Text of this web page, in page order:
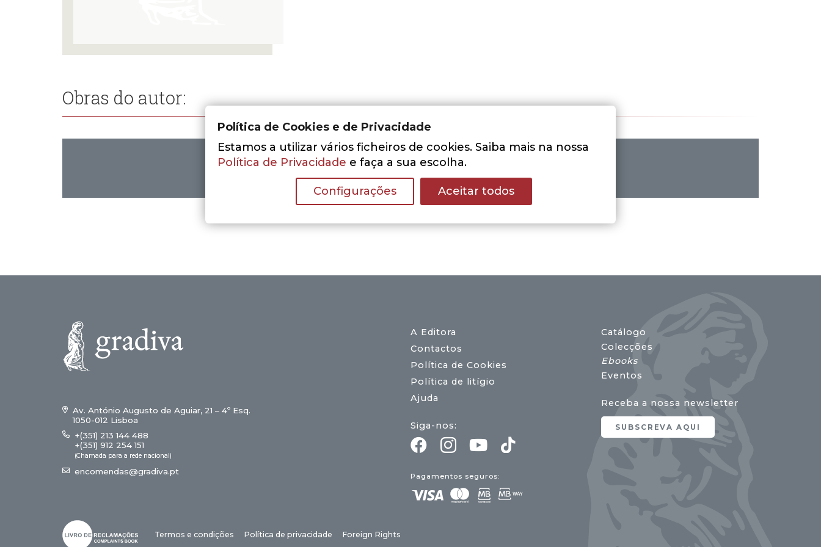
Obras do autor:
Nenhum resultado encontrado.
Av. António Augusto de Aguiar, 21 – 4º Esq.
1050-012 Lisboa
+(351) 213 144 488
+(351) 912 254 151
(Chamada para a rede nacional)
encomendas@gradiva.pt
A Editora
Contactos
Política de Cookies
Política de litígio
Ajuda
Siga-nos:
Pagamentos seguros:
Catálogo
Colecções
Ebooks
Eventos
Receba a nossa newsletter
SUBSCREVA AQUI
Termos e condições Política de privacidade Foreign Rights
Política de Cookies e de Privacidade
Estamos a utilizar vários ficheiros de cookies. Saiba mais na nossa
Política de Privacidade e faça a sua escolha.
Configurações Aceitar todos